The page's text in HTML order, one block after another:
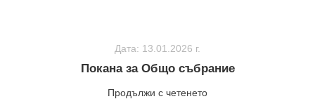
Дата: 13.01.2026 г.
Покана за Общо събрание
Продължи с четенето